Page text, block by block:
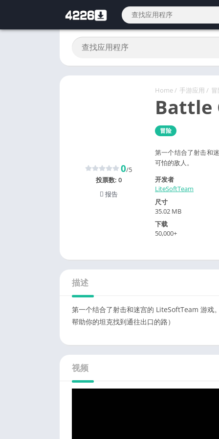
Home/ 手游应用 /
Battle
冒险
第一个结合了射击和
可怕的敌人。
0/5
投票数: 0
报告
开发者
LiteSoftTeam
尺寸
35.02 MB
下载
50,000+
描述
第一个结合了射击和迷宫的 LiteSoftTeam 游戏
帮助你的坦克找到通往出口的路）
视频